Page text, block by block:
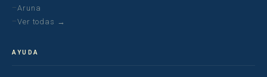
Aruna
Ver todas →
AYUDA